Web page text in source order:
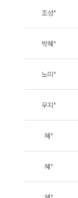
조성*
박혜*
노미*
우지*
혜*
혜*